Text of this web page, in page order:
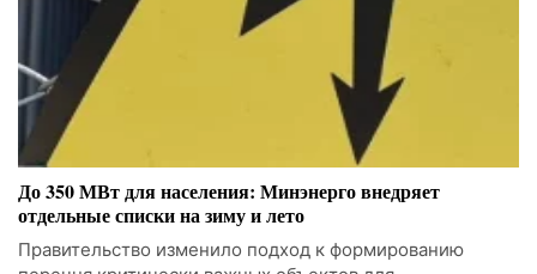
До 350 МВт для населения: Минэнерго внедряет
отдельные списки на зиму и лето
Правительство изменило подход к формированию